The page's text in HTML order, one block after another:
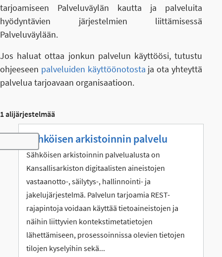
tarjoamiseen Palveluväylän kautta ja palveluita
hyödyntävien järjestelmien liittämisessä
Palveluväylään.
Jos haluat ottaa jonkun palvelun käyttöösi, tutustu
ohjeeseen palveluiden käyttöönotosta ja ota yhteyttä
palvelua tarjoavaan organisaatioon.
1 alijärjestelmää
Toggle navigation
Sähköisen arkistoinnin palvelu
Sähköisen arkistoinnin palvelualusta on
Kansallisarkiston digitaalisten aineistojen
vastaanotto-, säilytys-, hallinnointi- ja
jakelujärjestelmä. Palvelun tarjoamia REST-
rajapintoja voidaan käyttää tietoaineistojen ja
näihin liittyvien kontekstimetatietojen
lähettämiseen, prosessoinnissa olevien tietojen
tilojen kyselyihin sekä...